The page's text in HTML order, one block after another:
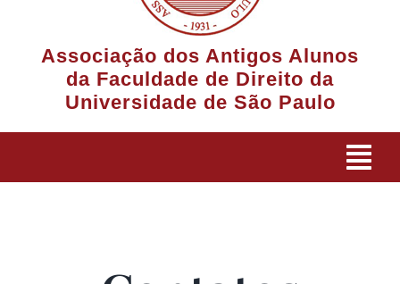
Associação dos Antigos Alunos
da Faculdade de Direito da
Universidade de São Paulo